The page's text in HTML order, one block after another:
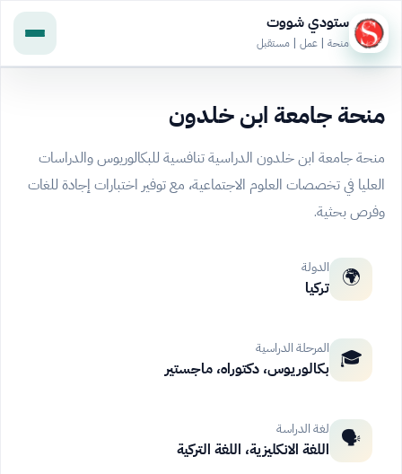
ستودي شووت
منحة | عمل | مستقبل
منحة جامعة ابن خلدون
منحة جامعة ابن خلدون الدراسية تنافسية للبكالوريوس والدراسات
العليا في تخصصات العلوم الاجتماعية، مع توفير اختبارات إجادة للغات
وفرص بحثية.
🌍 الدولة
تركيا
🎓 المرحلة الدراسية
بكالوريوس، دكتوراه، ماجستير
🗣️ لغة الدراسة
اللغة الانكليزية، اللغة التركية